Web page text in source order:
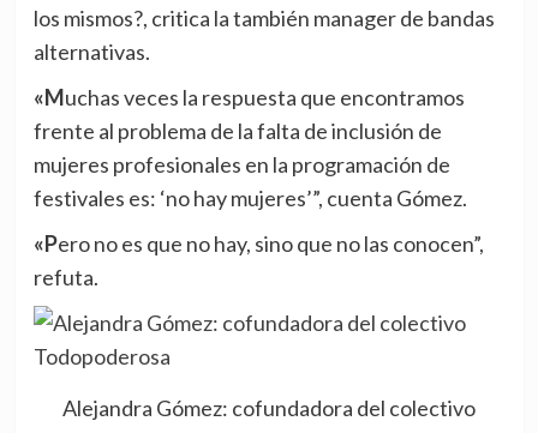
los mismos?, critica la también manager de bandas
alternativas.
«Muchas veces la respuesta que encontramos
frente al problema de la falta de inclusión de
mujeres profesionales en la programación de
festivales es: ‘no hay mujeres’”, cuenta Gómez.
«Pero no es que no hay, sino que no las conocen”,
refuta.
Alejandra Gómez: cofundadora del colectivo